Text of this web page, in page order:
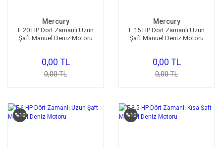
Mercury
F 20 HP Dört Zamanlı Uzun
Şaft Manuel Deniz Motoru
0,00 TL
0,00 TL
Mercury
F 15 HP Dört Zamanlı Uzun
Şaft Manuel Deniz Motoru
0,00 TL
0,00 TL
%10 %10